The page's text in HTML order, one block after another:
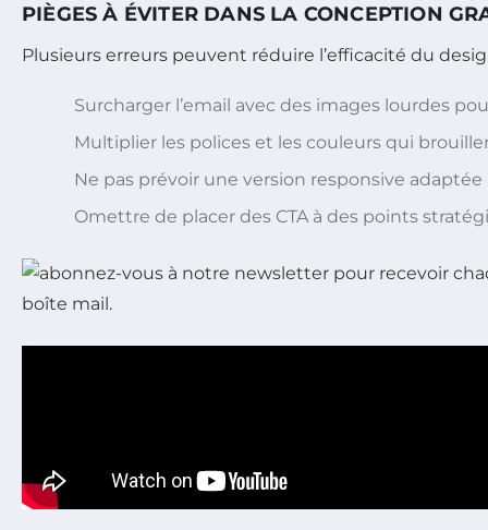
PIÈGES À ÉVITER DANS LA CONCEPTION
Plusieurs erreurs peuvent réduire l’efficacité du
Surcharger l’email avec des images lourdes
Multiplier les polices et les couleurs qui
Ne pas prévoir une version responsive
Omettre de placer des CTA à des points